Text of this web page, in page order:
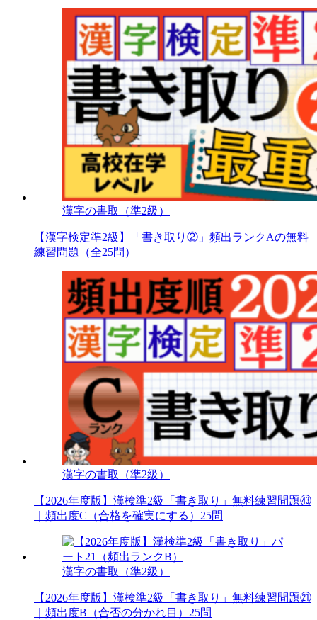
漢字の書取（準2級）
【漢字検定準2級】「書き取り②」頻出ランクAの無料
練習問題（全25問）
漢字の書取（準2級）
【2026年度版】漢検準2級「書き取り」無料練習問題㊸
｜頻出度C（合格を確実にする）25問
漢字の書取（準2級）
【2026年度版】漢検準2級「書き取り」無料練習問題㉑
｜頻出度B（合否の分かれ目）25問